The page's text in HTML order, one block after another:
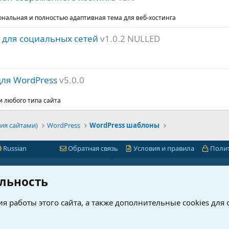
и полностью адаптивная тема для веб-хостинга
социальных сетей v1.0.2 NULLED
WordPressv5.0.0
любого типа сайта
сайтами) WordPress WordPress шаблоны
Russian Обратная связь Условия и правила
Интернет-магазин + CRM
работы этого сайта, а также дополнительные cookies для